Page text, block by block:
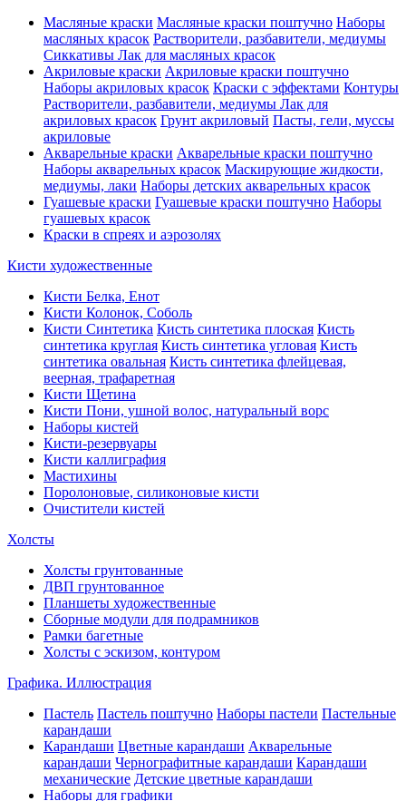
Масляные краски Масляные краски поштучно Наборы
масляных красок Растворители, разбавители, медиумы
Сиккативы Лак для масляных красок
Акриловые краски Акриловые краски поштучно
Наборы акриловых красок Краски с эффектами Контуры
Растворители, разбавители, медиумы Лак для
акриловых красок Грунт акриловый Пасты, гели, муссы
акриловые
Акварельные краски Акварельные краски поштучно
Наборы акварельных красок Маскирующие жидкости,
медиумы, лаки Наборы детских акварельных красок
Гуашевые краски Гуашевые краски поштучно Наборы
гуашевых красок
Краски в спреях и аэрозолях
Кисти художественные
Кисти Белка, Енот
Кисти Колонок, Соболь
Кисти Синтетика Кисть синтетика плоская Кисть
синтетика круглая Кисть синтетика угловая Кисть
синтетика овальная Кисть синтетика флейцевая,
веерная, трафаретная
Кисти Щетина
Кисти Пони, ушной волос, натуральный ворс
Наборы кистей
Кисти-резервуары
Кисти каллиграфия
Мастихины
Поролоновые, силиконовые кисти
Очистители кистей
Холсты
Холсты грунтованные
ДВП грунтованное
Планшеты художественные
Сборные модули для подрамников
Рамки багетные
Холсты c эскизом, контуром
Графика. Иллюстрация
Пастель Пастель поштучно Наборы пастели Пастельные
карандаши
Карандаши Цветные карандаши Акварельные
карандаши Чернографитные карандаши Карандаши
механические Детские цветные карандаши
Наборы для графики